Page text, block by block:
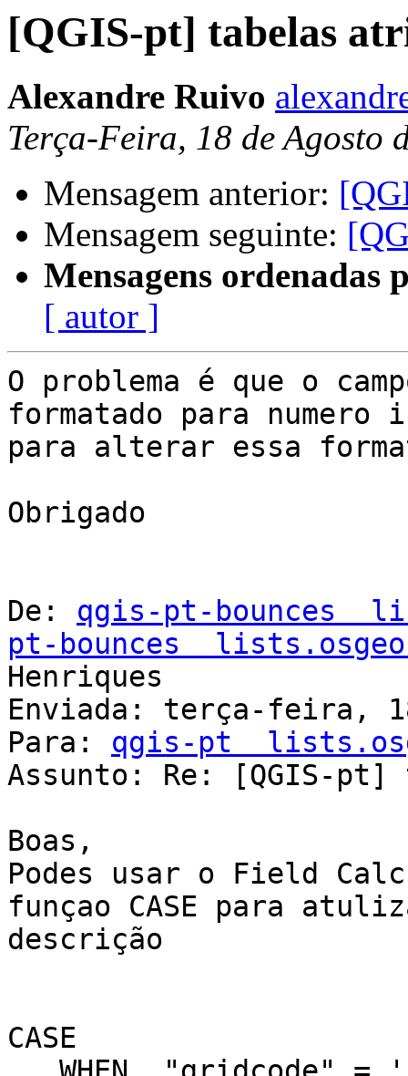
[QGIS-pt] tabelas
Alexandre Ruivo
Terça-Feira, 18 de Agosto
Mensagem anterior:
Mensagem seguinte:
Mensagens ordenadas
[ autor ]
O problema é que o
formatado para
para alterar essa
Obrigado
De: qgis-pt-bounces
pt-bounces
Henriques
Enviada: terça-feira,
Para: qgis-pt
Assunto: Re: [QGIS-
Boas,
Podes usar o Field
funçao CASE para
descrição
CASE